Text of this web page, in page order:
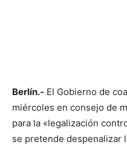
Berlín.- El Gobierno de
miércoles en consejo de
para la «legalización
se pretende despenalizar